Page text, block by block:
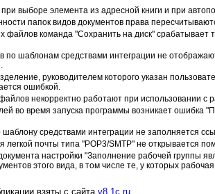
выборе элемента из адресной книги и при
папок видов документов права
файлов команда "Сохранить на диск"
по шаблонам средствами интеграции не
руководителем которого указан
ошибкой.
некорректно работают при использовании с
во время запуска программы возникает ошибка
средствами интеграции не заполняется
почты типа "POP3/SMTP" не открывается
настройки "Заполнение рабочей группы
этого вида, в том числе те, у которых рабочая
взяты с сайта v8.1c.ru